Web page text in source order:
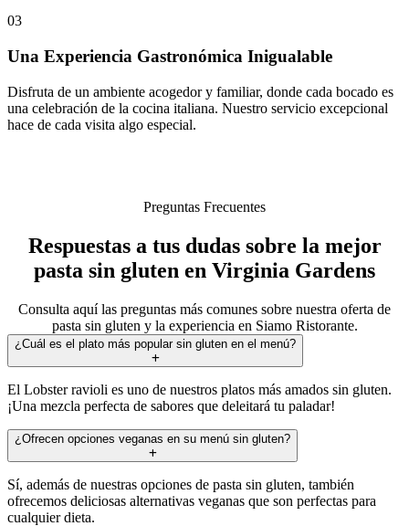
03
Una Experiencia Gastronómica Inigualable
Disfruta de un ambiente acogedor y familiar, donde cada bocado es
una celebración de la cocina italiana. Nuestro servicio excepcional
hace de cada visita algo especial.
Preguntas Frecuentes
Respuestas a tus dudas sobre la mejor
pasta sin gluten en Virginia Gardens
Consulta aquí las preguntas más comunes sobre nuestra oferta de
pasta sin gluten y la experiencia en Siamo Ristorante.
¿Cuál es el plato más popular sin gluten en el menú?
El Lobster ravioli es uno de nuestros platos más amados sin gluten.
¡Una mezcla perfecta de sabores que deleitará tu paladar!
¿Ofrecen opciones veganas en su menú sin gluten?
Sí, además de nuestras opciones de pasta sin gluten, también
ofrecemos deliciosas alternativas veganas que son perfectas para
cualquier dieta.